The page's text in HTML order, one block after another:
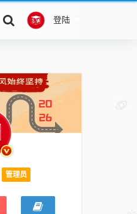
登陆
管理员